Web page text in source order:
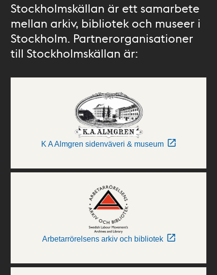
Stockholmskällan är ett samarbete
mellan arkiv, bibliotek och museer i
Stockholm. Partnerorganisationer
till Stockholmskällan är:
K A Almgren sidenväveri & museum
Arbetarrörelsens arkiv och bibliotek